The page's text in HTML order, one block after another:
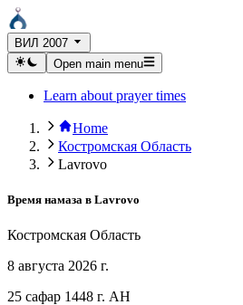
ВИЛ 2007
Open main menu
Learn about prayer times
Home
Костромская Область
Lavrovo
Время намаза в Lavrovo
Костромская Область
8 августа 2026 г.
25 сафар 1448 г. AH